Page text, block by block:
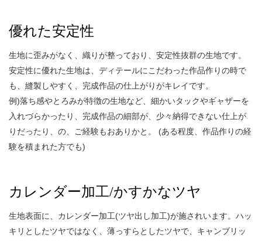
優れた安定性
生地に歪みがなく、織りが整っており、安定性抜群の生地です。
安定性に優れた生地は、ディテールにこだわった作品作りの時で
も、縫製しやすく、完成作品の仕上がりがキレイです。
例)落ち感やとろみが特徴の生地など、細かいタックやギャザーを
入れづらかったり、完成作品の細部が、少々納得できない仕上が
りだったり、の、ご経験もおありかと。 (ある程度、作品作りの経
験を積まれた方でも)
カレンダー加工/かすかなツヤ
生地表面に、カレンダー加工(ツヤ出し加工)が施されいます。ハッ
キリとしたツヤではなく、薄っすらとしたツヤで、キャンブリッ